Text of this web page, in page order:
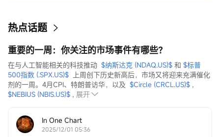
热点话题
重要的一周：你关注的市场事件有哪些？
在与人工智能相关的科技推动 $纳斯达克 (NDAQ.US)$ 和 $标普
500指数 (.SPX.US)$
  上周创下历史新高后，市场又将迎来充满催化
剂的一周。4月CPI、特朗普访华，以及 $Circle (CRCL.US)$
$NEBIUS (NBIS.US)$ , 展开
In One Chart
2025/12/01 05:36